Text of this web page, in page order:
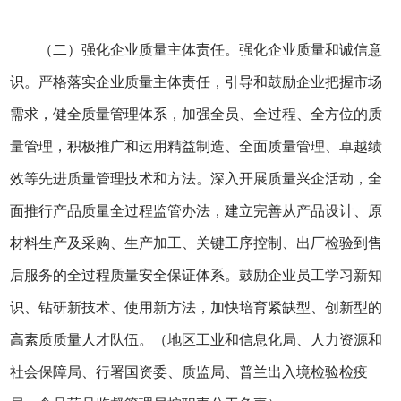
（二）强化企业质量主体责任。强化企业质量和诚信意
识。严格落实企业质量主体责任，引导和鼓励企业把握市场
需求，健全质量管理体系，加强全员、全过程、全方位的质
量管理，积极推广和运用精益制造、全面质量管理、卓越绩
效等先进质量管理技术和方法。深入开展质量兴企活动，全
面推行产品质量全过程监管办法，建立完善从产品设计、原
材料生产及采购、生产加工、关键工序控制、出厂检验到售
后服务的全过程质量安全保证体系。鼓励企业员工学习新知
识、钻研新技术、使用新方法，加快培育紧缺型、创新型的
高素质质量人才队伍。（地区工业和信息化局、人力资源和
社会保障局、行署国资委、质监局、普兰出入境检验检疫